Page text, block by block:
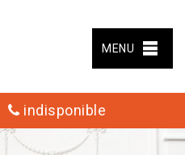
MENU
indisponible